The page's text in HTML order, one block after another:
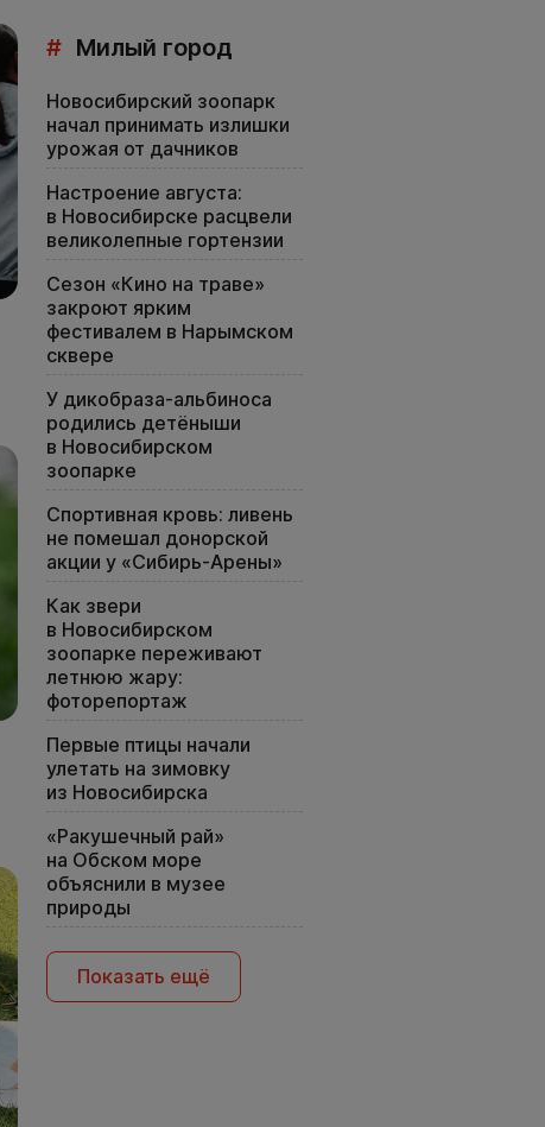
# Милый город
Новосибирский зоопарк
начал принимать излишки
урожая от дачников
Настроение августа:
в Новосибирске расцвели
великолепные гортензии
Сезон «Кино на траве»
закроют ярким
фестивалем в Нарымском
сквере
У дикобраза-альбиноса
родились детёныши
в Новосибирском
зоопарке
Спортивная кровь: ливень
не помешал донорской
акции у «Сибирь-Арены»
Как звери
в Новосибирском
зоопарке переживают
летнюю жару:
фоторепортаж
Первые птицы начали
улетать на зимовку
из Новосибирска
«Ракушечный рай»
на Обском море
объяснили в музее
природы
Показать ещё